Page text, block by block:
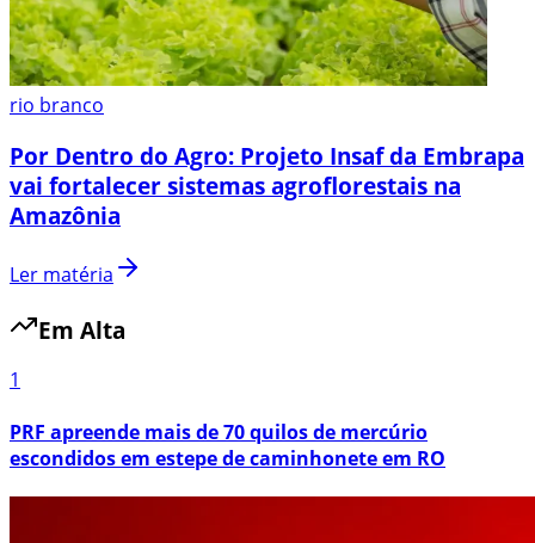
rio branco
Por Dentro do Agro: Projeto Insaf da Embrapa
vai fortalecer sistemas agroflorestais na
Amazônia
Ler matéria
Em Alta
1
PRF apreende mais de 70 quilos de mercúrio
escondidos em estepe de caminhonete em RO